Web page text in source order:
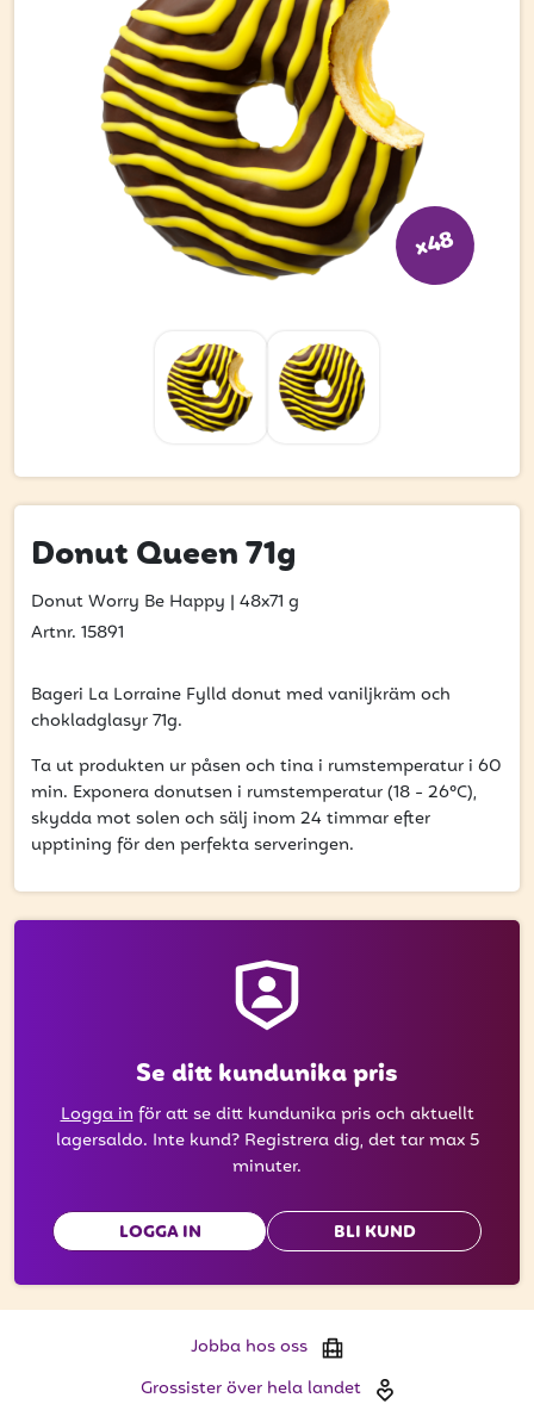
Hitta din grossist
Hållbarhet
Jobba hos oss
Kontakta oss
Vill du få erbjudanden och vara den första
att få uppdateringar kring kampanjer?
Ange din e-postadress nedan för att ta del av våra
nyheter och erbjudanden.
PRENUMERERA
x48
Donut Queen 71g
Donut Worry Be Happy | 48x71 g
Artnr. 15891
Bageri La Lorraine Fylld donut med vaniljkräm och
chokladglasyr 71g.
Ta ut produkten ur påsen och tina i rumstemperatur i 60
min. Exponera donutsen i rumstemperatur (18 - 26°C),
skydda mot solen och sälj inom 24 timmar efter
upptining för den perfekta serveringen.
Se ditt kundunika pris
Logga inför att se ditt kundunika pris och aktuellt
lagersaldo. Inte kund? Registrera dig, det tar max 5
minuter.
LOGGA IN BLI KUND
Jobba hos oss
Grossister över hela landet